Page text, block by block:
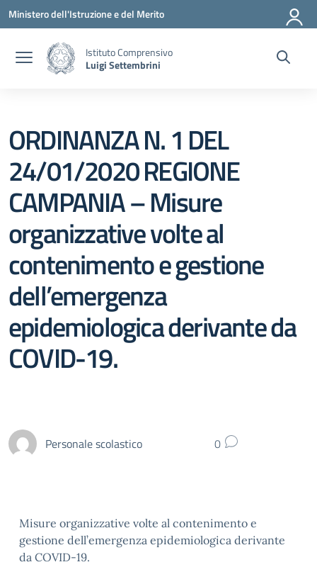
Vai ai contenuti
Vai al menu di navigazione
Vai al footer
Ministero dell'Istruzione e del Merito
Istituto Comprensivo
Luigi Settembrini
ORDINANZA N. 1 DEL
24/01/2020 REGIONE
CAMPANIA – Misure
organizzative volte al
contenimento e gestione
dell’emergenza
epidemiologica derivante da
COVID-19.
Personale scolastico 0
Misure organizzative volte al contenimento e
gestione dell’emergenza epidemiologica derivante
da COVID-19.